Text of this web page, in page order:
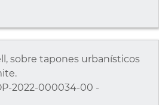
sobre tapones urbanísticos
2022-000034-00 -